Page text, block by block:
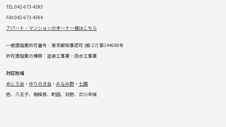
TEL:042-673-4393
FAX:042-673-4394
アパート・マンションのオーナー様はこちら
一般建設業許可番号：東京都知事認可 (般-27) 第144698号
許可建設業の種類：塗装工事業・防水工事業
対応地域
めじろ台 ・ ゆりのき台 ・ みなみ野 ・ 七国
他、八王子、相模原、町田、日野、立川全域